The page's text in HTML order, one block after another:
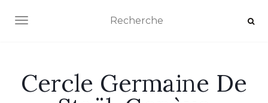
AFFICHER/MASQUER LA NAVIGATION
Cercle Germaine De